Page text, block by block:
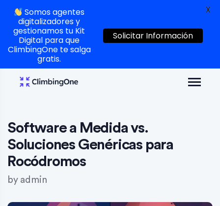
Software a Medida vs.
Soluciones Genéricas para
Rocódromos
by admin
Somos agentes
digitalizadores y
gestionamos tu Kit
Digital para que
ClimbingOne te salga
gratis.
Solicitar Información
X